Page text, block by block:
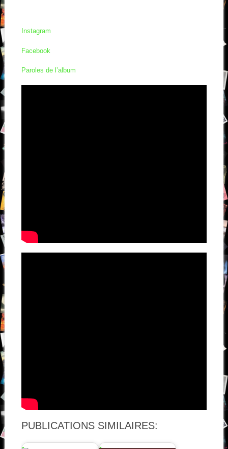
Instagram
Facebook
Paroles de l’album
PUBLICATIONS SIMILAIRES: